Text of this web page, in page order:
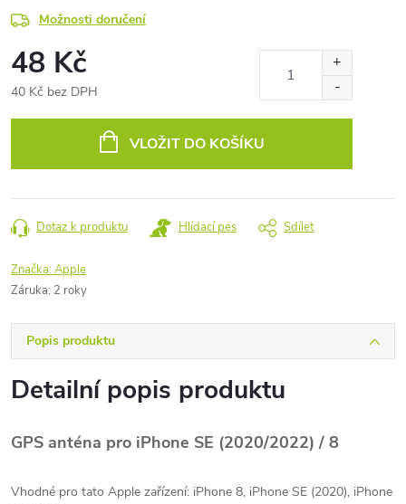
Možnosti doručení
48 Kč
40 Kč bez DPH
VLOŽIT DO KOŠÍKU
Dotaz k produktu Hlídací pes Sdílet
Značka:Apple
Záruka: 2 roky
Popis produktu
Detailní popis produktu
GPS anténa pro iPhone SE (2020/2022) / 8
Vhodné pro tato Apple zařízení: iPhone 8, iPhone SE (2020), iPhone